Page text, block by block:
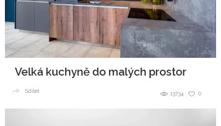
Velká kuchyně do malých prostor
0
13734
Sdílet